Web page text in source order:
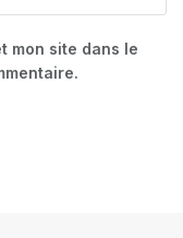
mon site dans le